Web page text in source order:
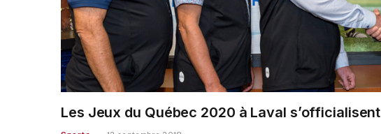
Les Jeux du Québec 2020 à Laval s’officialisent